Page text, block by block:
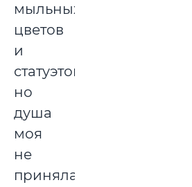
мыльных
цветов
и
статуэток,
но
душа
моя
не
приняла